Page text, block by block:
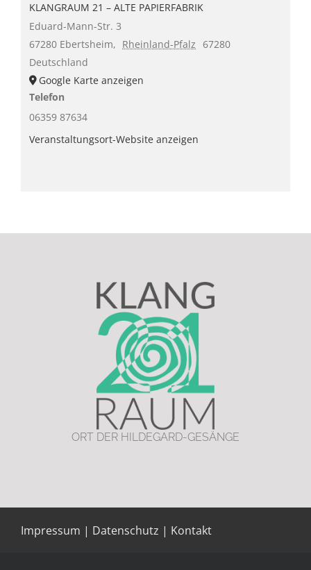
KLANGRAUM 21 – ALTE PAPIERFABRIK
Eduard-Mann-Str. 3
67280 Ebertsheim, Rheinland-Pfalz
67280
Deutschland
Google Karte anzeigen
Telefon
06359 87634
Veranstaltungsort-Website anzeigen
ORT DER HILDEGARD-GESÄNGE
Impressum | Datenschutz | Kontakt